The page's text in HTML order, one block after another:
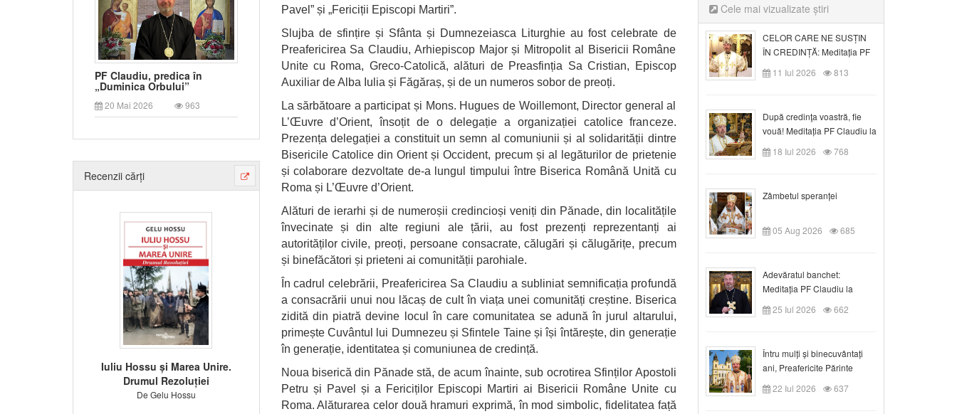
PF Claudiu, predica în
„Duminica Orbului”
20 Mai 2026 963
Recenzii cărți
Iuliu Hossu și Marea Unire.
Drumul Rezoluției
De Gelu Hossu
Pavel” și „Fericiții Episcopi Martiri”.
Slujba de sfințire și Sfânta și Dumnezeiasca Liturghie au fost celebrate de
Preafericirea Sa Claudiu, Arhiepiscop Major și Mitropolit al Bisericii Române
Unite cu Roma, Greco-Catolică, alături de Preasfinția Sa Cristian, Episcop
Auxiliar de Alba Iulia și Făgăraș, și de un numeros sobor de preoți.
La sărbătoare a participat și Mons. Hugues de Woillemont, Director general al
L’Œuvre d’Orient, însoțit de o delegație a organizației catolice franceze.
Prezența delegației a constituit un semn al comuniunii și al solidarității dintre
Bisericile Catolice din Orient și Occident, precum și al legăturilor de prietenie
și colaborare dezvoltate de-a lungul timpului între Biserica Română Unită cu
Roma și L’Œuvre d’Orient.
Alături de ierarhi și de numeroșii credincioși veniți din Pănade, din localitățile
învecinate și din alte regiuni ale țării, au fost prezenți reprezentanți ai
autorităților civile, preoți, persoane consacrate, călugări și călugărițe, precum
și binefăcători și prieteni ai comunității parohiale.
În cadrul celebrării, Preafericirea Sa Claudiu a subliniat semnificația profundă
a consacrării unui nou lăcaș de cult în viața unei comunități creștine. Biserica
zidită din piatră devine locul în care comunitatea se adună în jurul altarului,
primește Cuvântul lui Dumnezeu și Sfintele Taine și își întărește, din generație
în generație, identitatea și comuniunea de credință.
Noua biserică din Pănade stă, de acum înainte, sub ocrotirea Sfinților Apostoli
Petru și Pavel și a Fericiților Episcopi Martiri ai Bisericii Române Unite cu
Roma. Alăturarea celor două hramuri exprimă, în mod simbolic, fidelitatea față
Cele mai vizualizate știri
CELOR CARE NE SUSȚIN
ÎN CREDINȚĂ: Meditația PF
Claudiu la Duminica a VI-a
după Rusalii
11 Iul 2026 813
După credinţa voastră, fie
vouă! Meditația PF Claudiu la
duminica a VII-a după Rusalii
18 Iul 2026 768
Zâmbetul speranței
05 Aug 2026 685
Adevăratul banchet:
Meditația PF Claudiu la
Duminica a VIII-a după
Rusalii
25 Iul 2026 662
Întru mulți și binecuvântați
ani, Preafericite Părinte
Claudiu!
22 Iul 2026 637